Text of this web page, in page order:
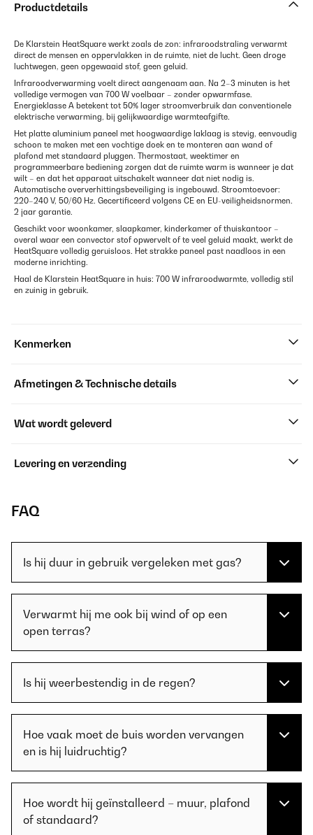
Productdetails
De Klarstein HeatSquare werkt zoals de zon: infraroodstraling verwarmt
direct de mensen en oppervlakken in de ruimte, niet de lucht. Geen droge
luchtwegen, geen opgewaaid stof, geen geluid.
Infraroodverwarming voelt direct aangenaam aan. Na 2–3 minuten is het
volledige vermogen van 700 W voelbaar – zonder opwarmfase.
Energieklasse A betekent tot 50% lager stroomverbruik dan conventionele
elektrische verwarming, bij gelijkwaardige warmteafgifte.
Het platte aluminium paneel met hoogwaardige laklaag is stevig, eenvoudig
schoon te maken met een vochtige doek en te monteren aan wand of
plafond met standaard pluggen. Thermostaat, weektimer en
programmeerbare bediening zorgen dat de ruimte warm is wanneer je dat
wilt – en dat het apparaat uitschakelt wanneer dat niet nodig is.
Automatische oververhittingsbeveiliging is ingebouwd. Stroomtoevoer:
220–240 V, 50/60 Hz. Gecertificeerd volgens CE en EU-veiligheidsnormen.
2 jaar garantie.
Geschikt voor woonkamer, slaapkamer, kinderkamer of thuiskantoor –
overal waar een convector stof opwervelt of te veel geluid maakt, werkt de
HeatSquare volledig geruisloos. Het strakke paneel past naadloos in een
moderne inrichting.
Haal de Klarstein HeatSquare in huis: 700 W infraroodwarmte, volledig stil
en zuinig in gebruik.
Kenmerken
Afmetingen & Technische details
Wat wordt geleverd
Levering en verzending
FAQ
Is hij duur in gebruik vergeleken met gas?
Verwarmt hij me ook bij wind of op een
open terras?
Is hij weerbestendig in de regen?
Hoe vaak moet de buis worden vervangen
en is hij luidruchtig?
Hoe wordt hij geïnstalleerd – muur, plafond
of standaard?